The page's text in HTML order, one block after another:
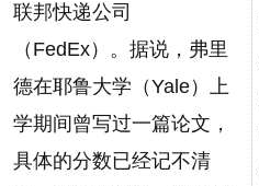
联邦快递公司
（FedEx）。据说，弗里
德在耶鲁大学（Yale）上
学期间曾写过一篇论文，
具体的分数已经记不清